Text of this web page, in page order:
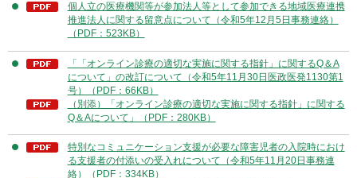
個人立の医療機関等が参加法人等として参加できる地域医療連携
推進法人に関する留意点について（令和5年12月5日事務連絡）
（PDF：523KB）
「「オンライン診療の適切な実施に関する指針」に関するQ＆A
について」の改訂について（令和5年11月30日医政医発1130第1
号）（PDF：66KB）
（別添）「オンライン診療の適切な実施に関する指針」に関する
Q＆Aについて」（PDF：280KB）
特別なコミュニケーション支援が必要な障害児者の入院時におけ
る支援者の付添いの受入れについて（令和5年11月20日事務連
絡）（PDF：334KB）